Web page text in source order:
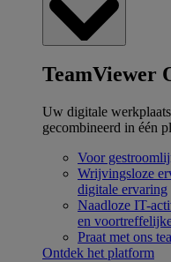
TeamViewer
Uw digitale
gecombineerd in één
Voor
Wrijvingsloze
digitale ervaring
Naadloze IT-
en
Praat met ons
Ontdek het platform